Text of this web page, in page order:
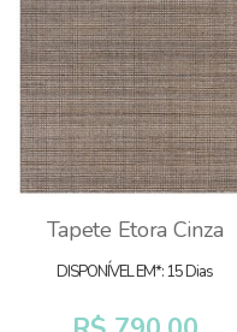
Tapete Etora Cinza
DISPONÍVEL EM*: 15 Dias